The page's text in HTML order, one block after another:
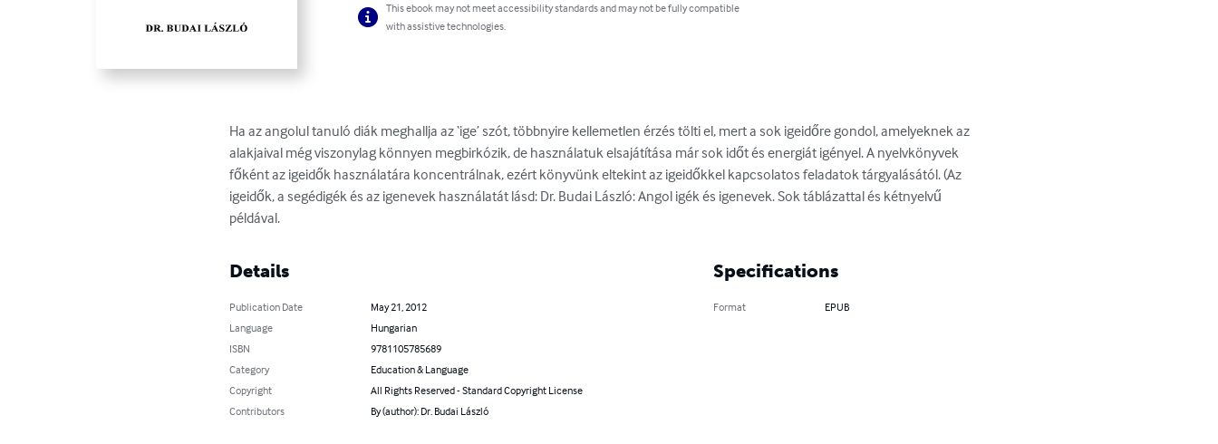
This ebook may not meet accessibility standards and may not be fully compatible
with assistive technologies.
Ha az angolul tanuló diák meghallja az ‘ige’ szót, többnyire kellemetlen érzés tölti el, mert a sok igeidőre gondol, amelyeknek az
alakjaival még viszonylag könnyen megbirkózik, de használatuk elsajátítása már sok időt és energiát igényel. A nyelvkönyvek
főként az igeidők használatára koncentrálnak, ezért könyvünk eltekint az igeidőkkel kapcsolatos feladatok tárgyalásától. (Az
igeidők, a segédigék és az igenevek használatát lásd: Dr. Budai László: Angol igék és igenevek. Sok táblázattal és kétnyelvű
példával.
Details
Publication Date
May 21, 2012
Language
Hungarian
ISBN
9781105785689
Category
Education & Language
Copyright
All Rights Reserved - Standard Copyright License
Contributors
By (author): Dr. Budai László
Specifications
Format EPUB